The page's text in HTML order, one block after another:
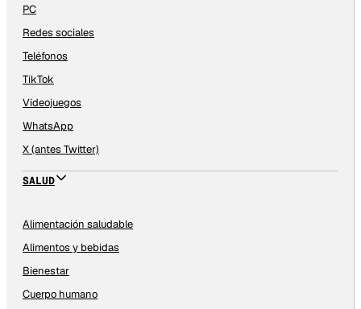
PC
Redes sociales
Teléfonos
TikTok
Videojuegos
WhatsApp
X (antes Twitter)
SALUD
Alimentación saludable
Alimentos y bebidas
Bienestar
Cuerpo humano